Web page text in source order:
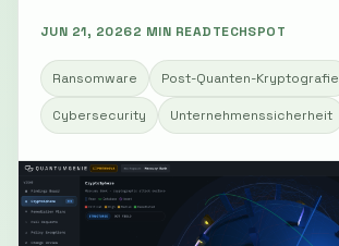
JUN 21, 20262 MIN READTECHSPOT
Ransomware Post-Quanten-Kryptografie
Cybersecurity Unternehmenssicherheit